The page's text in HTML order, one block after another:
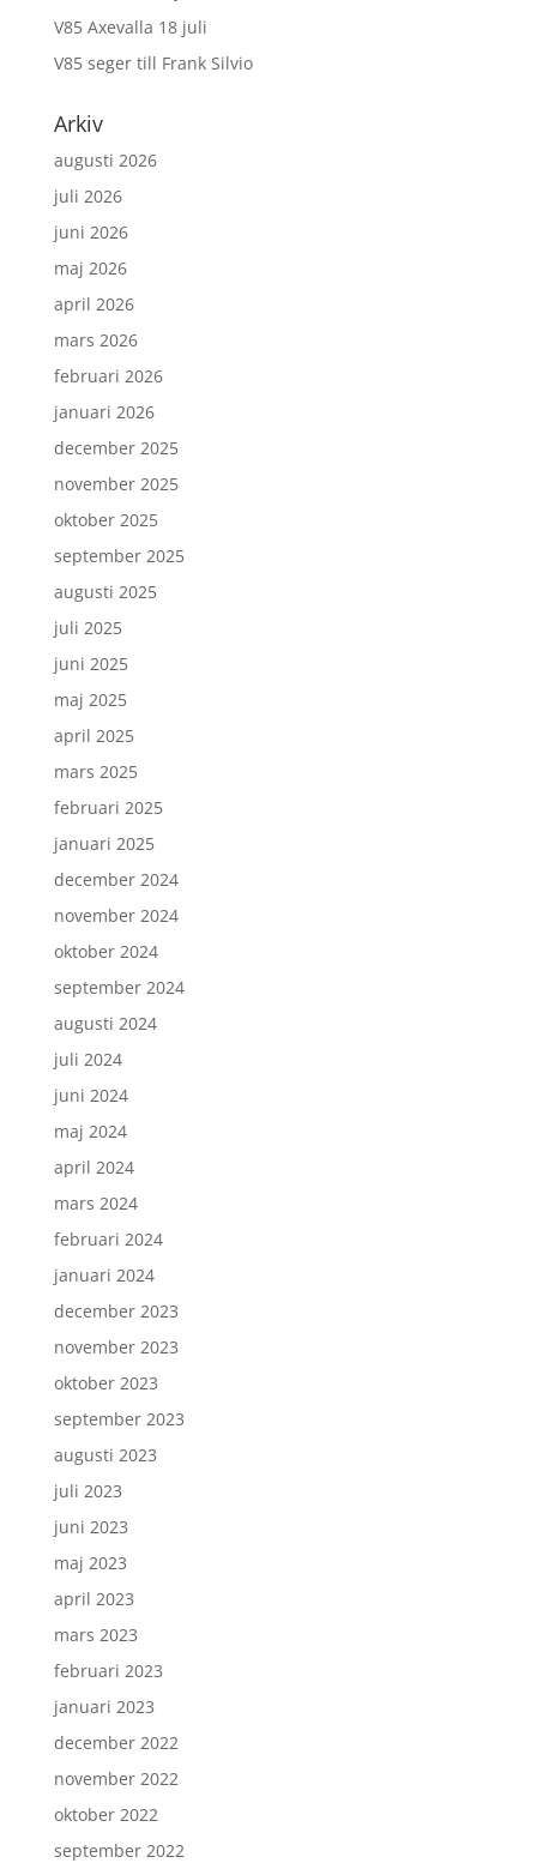
V85 Axevalla 18 juli
V85 seger till Frank Silvio
Arkiv
augusti 2026
juli 2026
juni 2026
maj 2026
april 2026
mars 2026
februari 2026
januari 2026
december 2025
november 2025
oktober 2025
september 2025
augusti 2025
juli 2025
juni 2025
maj 2025
april 2025
mars 2025
februari 2025
januari 2025
december 2024
november 2024
oktober 2024
september 2024
augusti 2024
juli 2024
juni 2024
maj 2024
april 2024
mars 2024
februari 2024
januari 2024
december 2023
november 2023
oktober 2023
september 2023
augusti 2023
juli 2023
juni 2023
maj 2023
april 2023
mars 2023
februari 2023
januari 2023
december 2022
november 2022
oktober 2022
september 2022